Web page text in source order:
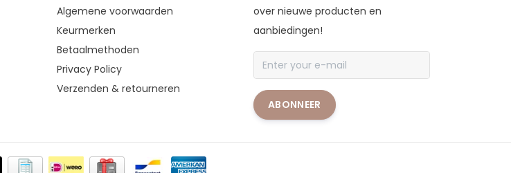
Algemene voorwaarden
Keurmerken
Betaalmethoden
Privacy Policy
Verzenden & retourneren
over nieuwe producten en
aanbiedingen!
ABONNEER